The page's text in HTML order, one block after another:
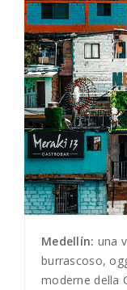
Medellín: una
burrascoso,
moderne della